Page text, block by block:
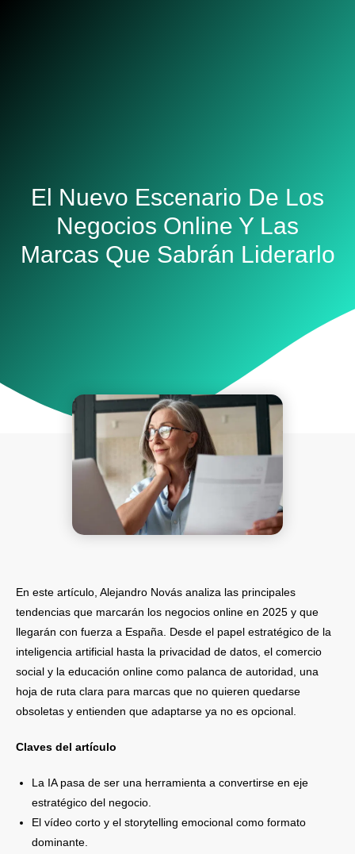
El Nuevo Escenario De Los
Negocios Online Y Las
Marcas Que Sabrán Liderarlo
En este artículo, Alejandro Novás analiza las principales
tendencias que marcarán los negocios online en 2025 y que
llegarán con fuerza a España. Desde el papel estratégico de la
inteligencia artificial hasta la privacidad de datos, el comercio
social y la educación online como palanca de autoridad, una
hoja de ruta clara para marcas que no quieren quedarse
obsoletas y entienden que adaptarse ya no es opcional.
Claves del artículo
La IA pasa de ser una herramienta a convertirse en eje
estratégico del negocio.
El vídeo corto y el storytelling emocional como formato
dominante.